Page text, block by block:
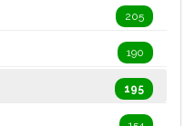
205
190
195